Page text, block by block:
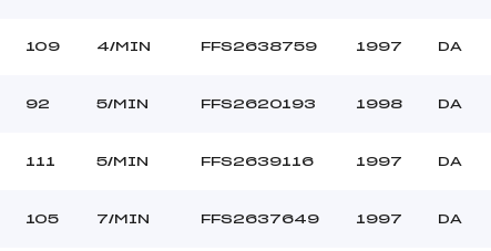
109 4/MIN FFS2638759 1997 DA
92 5/MIN FFS2620193 1998 DA
111 5/MIN FFS2639116 1997 DA
105 7/MIN FFS2637649 1997 DA